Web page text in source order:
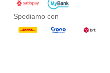
Spediamo con